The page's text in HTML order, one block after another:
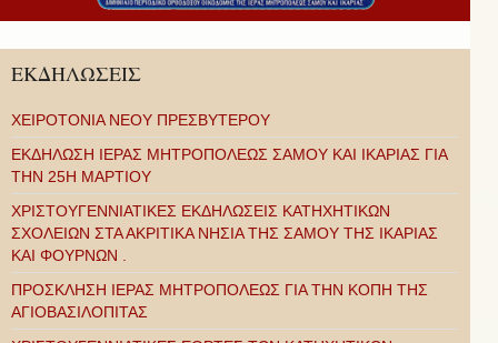
ΕΚΔΗΛΩΣΕΙΣ
ΧΕΙΡΟΤΟΝΙΑ ΝΕΟΥ ΠΡΕΣΒΥΤΕΡΟΥ
ΕΚΔΗΛΩΣΗ ΙΕΡΑΣ ΜΗΤΡΟΠΟΛΕΩΣ ΣΑΜΟΥ ΚΑΙ ΙΚΑΡΙΑΣ ΓΙΑ
ΤΗΝ 25Η ΜΑΡΤΙΟΥ
ΧΡΙΣΤΟΥΓΕΝΝΙΑΤΙΚΕΣ ΕΚΔΗΛΩΣΕΙΣ ΚΑΤΗΧΗΤΙΚΩΝ
ΣΧΟΛΕΙΩΝ ΣΤΑ ΑΚΡΙΤΙΚΑ ΝΗΣΙΑ ΤΗΣ ΣΑΜΟΥ ΤΗΣ ΙΚΑΡΙΑΣ
ΚΑΙ ΦΟΥΡΝΩΝ .
ΠΡΟΣΚΛΗΣΗ ΙΕΡΑΣ ΜΗΤΡΟΠΟΛΕΩΣ ΓΙΑ ΤΗΝ ΚΟΠΗ ΤΗΣ
ΑΓΙΟΒΑΣΙΛΟΠΙΤΑΣ